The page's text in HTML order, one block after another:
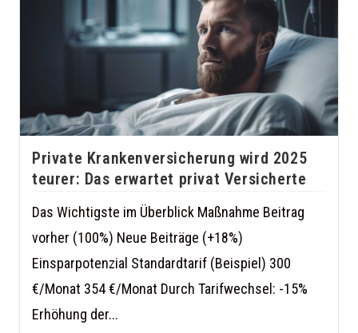
Private Krankenversicherung wird 2025
teurer: Das erwartet privat Versicherte
Das Wichtigste im Überblick Maßnahme Beitrag
vorher (100%) Neue Beiträge (+18%)
Einsparpotenzial Standardtarif (Beispiel) 300
€/Monat 354 €/Monat Durch Tarifwechsel: -15%
Erhöhung der...